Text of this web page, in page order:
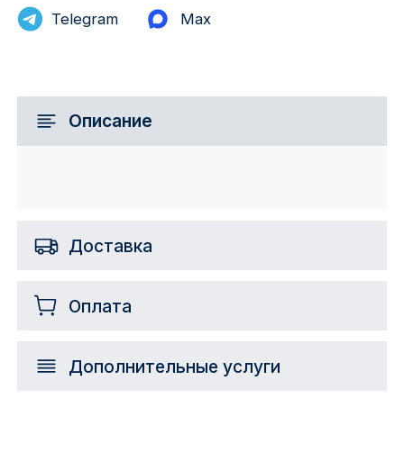
Telegram
Max
Описание
Доставка
Оплата
Дополнительные услуги